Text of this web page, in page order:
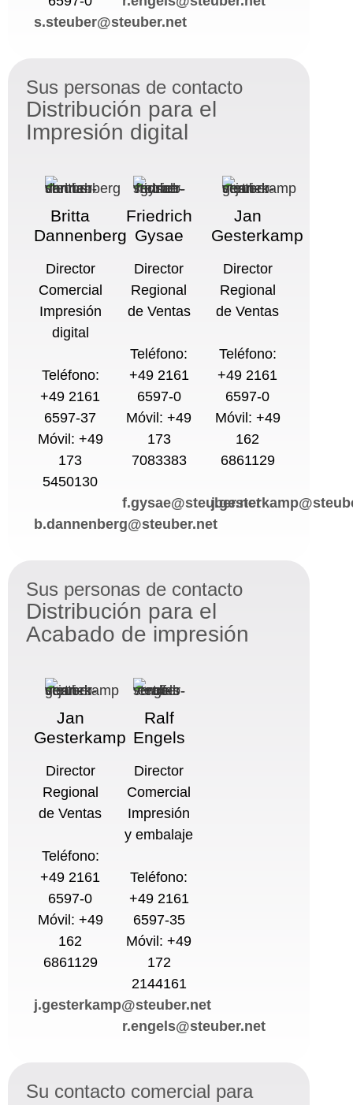
s.steuber@steuber.net
Sus personas de contacto
Distribución para el
Impresión digital
Britta
Dannenberg
Director
Comercial
Impresión
digital
Teléfono:
+49 2161
6597-37
Móvil: +49
173
5450130
b.dannenberg@steuber.net
Friedrich
Gysae
Director
Regional
de Ventas
Teléfono:
+49 2161
6597-0
Móvil: +49
173
7083383
f.gysae@steuber.net
Jan
Gesterkamp
Director
Regional
de Ventas
Teléfono:
+49 2161
6597-0
Móvil: +49
162
6861129
Sus personas de contacto
Distribución para el
Acabado de impresión
Jan
Gesterkamp
Director
Regional
de Ventas
Teléfono:
+49 2161
6597-0
Móvil: +49
162
6861129
j.gesterkamp@steuber.net
Ralf
Engels
Director
Comercial
Impresión
y embalaje
Teléfono:
+49 2161
6597-35
Móvil: +49
172
2144161
r.engels@steuber.net
Su contacto comercial para